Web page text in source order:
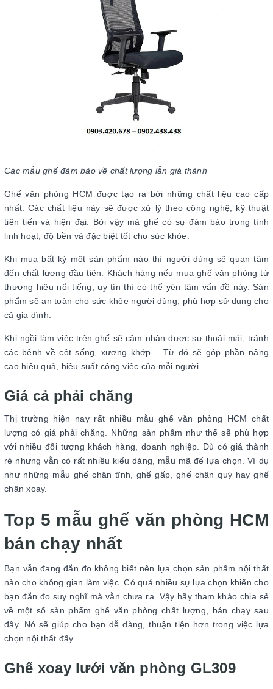
Các mẫu ghế đảm bảo về chất lượng lẫn giá thành
Ghế văn phòng HCM được tạo ra bởi những chất liệu cao cấp
nhất. Các chất liệu này sẽ được xử lý theo công nghệ, kỹ thuật
tiên tiến và hiện đại. Bởi vậy mà ghế có sự đảm bảo trong tính
linh hoạt, độ bền và đặc biệt tốt cho sức khỏe.
Khi mua bất kỳ một sản phẩm nào thì người dùng sẽ quan tâm
đến chất lượng đầu tiên. Khách hàng nếu mua ghế văn phòng từ
thương hiệu nổi tiếng, uy tín thì có thể yên tâm vấn đề này. Sản
phẩm sẽ an toàn cho sức khỏe người dùng, phù hợp sử dụng cho
cả gia đình.
Khi ngồi làm việc trên ghế sẽ cảm nhận được sự thoải mái, tránh
các bệnh về cột sống, xương khớp… Từ đó sẽ góp phần nâng
cao hiệu quả, hiệu suất công việc của mỗi người.
Giá cả phải chăng
Thị trường hiện nay rất nhiều mẫu ghế văn phòng HCM chất
lượng có giá phải chăng. Những sản phẩm như thế sẽ phù hợp
với nhiều đối tượng khách hàng, doanh nghiệp. Dù có giá thành
rẻ nhưng vẫn có rất nhiều kiểu dáng, mẫu mã để lựa chọn. Ví dụ
như những mẫu ghế chân tĩnh, ghế gấp, ghế chân quỳ hay ghế
chân xoay.
Top 5 mẫu ghế văn phòng HCM
bán chạy nhất
Bạn vẫn đang đắn đo không biết nên lựa chọn sản phẩm nội thất
nào cho không gian làm việc. Có quá nhiều sự lựa chọn khiến cho
bạn đắn đo suy nghĩ mà vẫn chưa ra. Vậy hãy tham khảo chia sẻ
về một số sản phẩm ghế văn phòng chất lượng, bán chạy sau
đây. Nó sẽ giúp cho bạn dễ dàng, thuận tiện hơn trong việc lựa
chọn nội thất đấy.
Ghế xoay lưới văn phòng GL309